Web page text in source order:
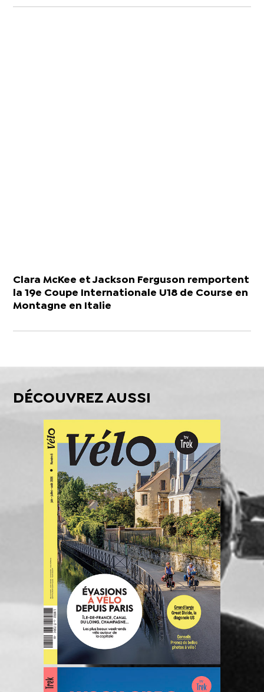
Clara McKee et Jackson Ferguson remportent
la 19e Coupe Internationale U18 de Course en
Montagne en Italie
DÉCOUVREZ AUSSI